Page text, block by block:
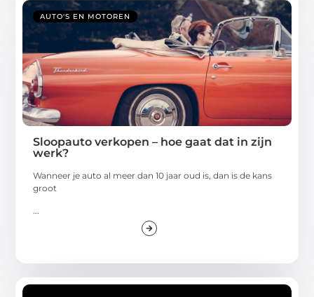
AUTO'S EN MOTOREN
Sloopauto verkopen – hoe gaat dat in zijn
werk?
Wanneer je auto al meer dan 10 jaar oud is, dan is de kans
groot
...